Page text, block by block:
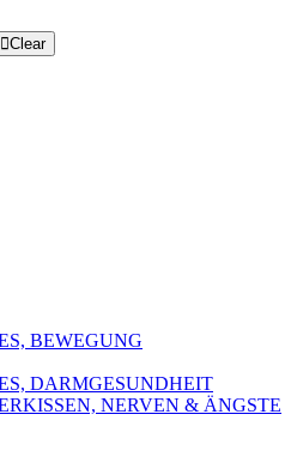
Clear
BEWEGUNG
DARMGESUNDHEIT
NERVEN & ÄNGSTE